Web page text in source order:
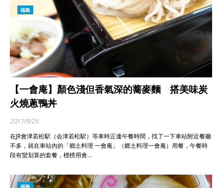
福島
【一會庵】顏色淺但香氣深的蕎麥麵 搭美味炭
火燒蔥鴨丼
2017/9/26
在JR會津若松駅（会津若松駅）等車時正逢午餐時間，找了一下車站附近餐廳
不多，就在車站內的「鄉土料理 一會庵」（郷土料理一會庵）用餐，午餐時
段有蠻划算的套餐，標榜用會…
福島